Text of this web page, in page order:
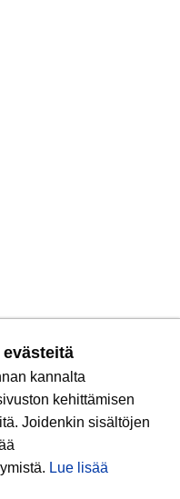
kannalta
kehittämisen
Joidenkin sisältöjen
Lue lisää
ja
ja hyvinvointia
liiton arvoja
kuulumaton.